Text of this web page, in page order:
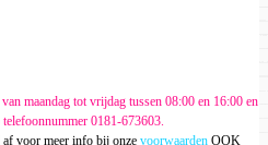
maandag tot vrijdag tussen 08:00 en 16:00 en
0181-673603.
voor meer info bij onze voorwaarden OOK